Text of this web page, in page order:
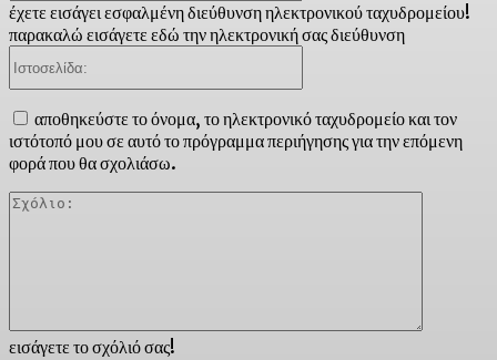
εισάγετε το σχόλιό σας!
έχετε εισάγει εσφαλμένη διεύθυνση ηλεκτρονικού ταχυδρομείου!
παρακαλώ εισάγετε εδώ την ηλεκτρονική σας διεύθυνση
αποθηκεύστε το όνομα, το ηλεκτρονικό ταχυδρομείο και τον
ιστότοπό μου σε αυτό το πρόγραμμα περιήγησης για την επόμενη
φορά που θα σχολιάσω.